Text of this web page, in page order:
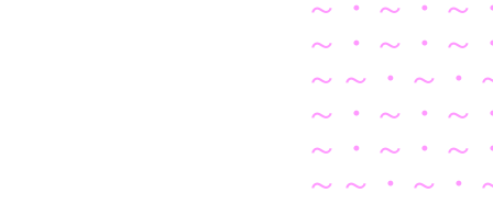
～・～・～
～・～・～
～～・～・
～・～・～
～・～・～
～～・～・